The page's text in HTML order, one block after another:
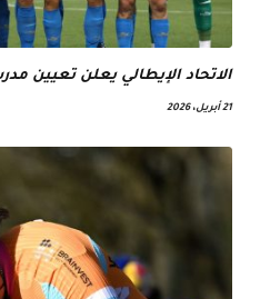
الاتحاد الإيطالي يعلن تعيين
21 أبريل، 2026